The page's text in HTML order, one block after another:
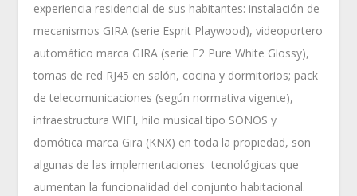
experiencia residencial de sus habitantes: instalación de
mecanismos GIRA (serie Esprit Playwood), videoportero
automático marca GIRA (serie E2 Pure White Glossy),
tomas de red RJ45 en salón, cocina y dormitorios; pack
de telecomunicaciones (según normativa vigente),
infraestructura WIFI, hilo musical tipo SONOS y
domótica marca Gira (KNX) en toda la propiedad, son
algunas de las implementaciones tecnológicas que
aumentan la funcionalidad del conjunto habitacional.